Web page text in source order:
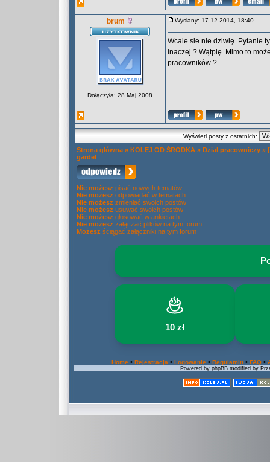
brum
Dołączyła: 28 Maj 2008
Wysłany: 17-12-2014, 18:40
Wcale sie nie dziwię. Pytanie
inaczej ? Wątpię. Mimo to
pracowników ?
Wyświetl posty z ostatnich:
Strona główna » KOLEJ OD ŚRODKA » Dział pracowniczy »
gardeł
Nie możesz pisać nowych tematów
Nie możesz odpowiadać w tematach
Nie możesz zmieniać swoich postów
Nie możesz usuwać swoich postów
Nie możesz głosować w ankietach
Nie możesz załączać plików na tym forum
Możesz ściągać załączniki na tym forum
10 zł
Home • Rejestracja • Logowanie • Regulamin • FAQ •
Powered by phpBB modified by